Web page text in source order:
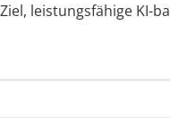
leistungsfähige KI-